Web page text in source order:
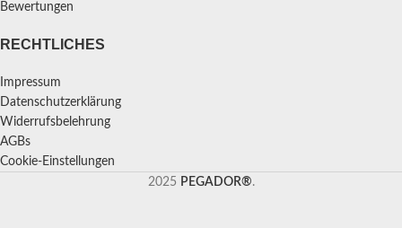
Bewertungen
RECHTLICHES
Impressum
Datenschutzerklärung
Widerrufsbelehrung
AGBs
Cookie-Einstellungen
2025 PEGADOR®.